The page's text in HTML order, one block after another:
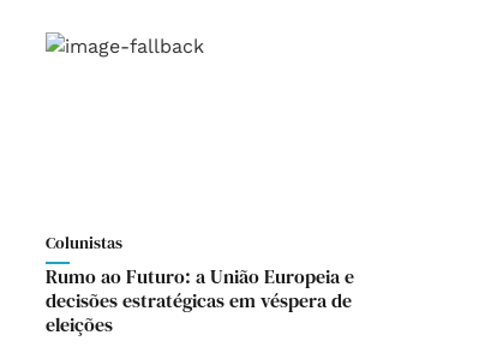
Colunistas
Rumo ao Futuro: a União Europeia e
decisões estratégicas em véspera de
eleições